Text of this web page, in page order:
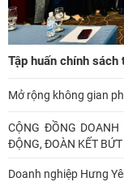
Tập huấn chính
Mở rộng không gian
CỘNG ĐỒNG
ĐỘNG, ĐOÀN KẾT
Doanh nghiệp Hưng